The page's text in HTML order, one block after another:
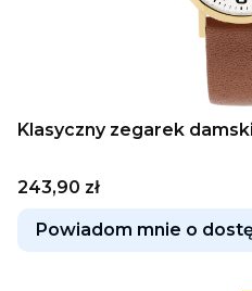
Klasyczny zegarek
Cena
243,90 zł
Powiadom mnie o